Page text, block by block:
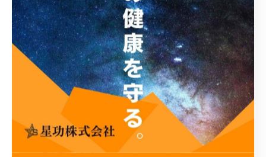
➡ どんなご質問でもお気軽にお問い合わせください！